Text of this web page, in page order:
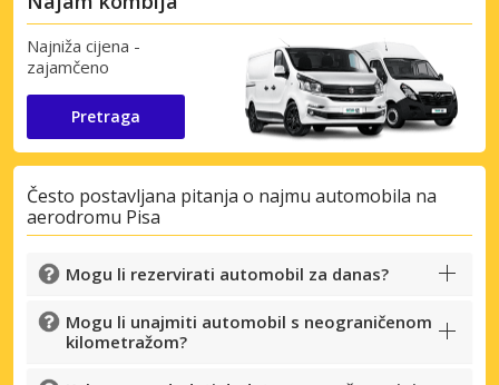
Najniža cijena -
zajamčeno
Pretraga
Često postavljana pitanja o najmu automobila na
aerodromu Pisa
Mogu li rezervirati automobil za danas?
Mogu li unajmiti automobil s neograničenom
kilometražom?